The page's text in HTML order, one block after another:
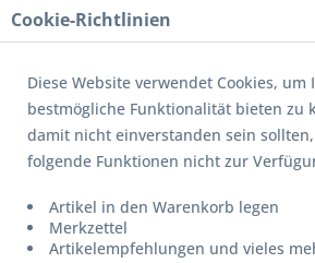
Cookie-Richtlinien
Diese Website verwendet Cookies, um
bestmögliche Funktionalität bieten zu
damit nicht einverstanden sein
folgende Funktionen nicht zur
Artikel in den Warenkorb legen
Merkzettel
Artikelempfehlungen und vieles